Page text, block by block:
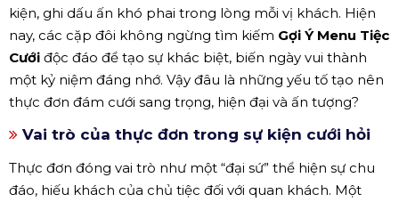
kiện, ghi dấu ấn khó phai trong lòng mỗi vị khách. Hiện
nay, các cặp đôi không ngừng tìm kiếm Gợi Ý Menu Tiệc
Cưới độc đáo để tạo sự khác biệt, biến ngày vui thành
một kỷ niệm đáng nhớ. Vậy đâu là những yếu tố tạo nên
thực đơn đám cưới sang trọng, hiện đại và ấn tượng?
Vai trò của thực đơn trong sự kiện cưới hỏi
Thực đơn đóng vai trò như một “đại sứ” thể hiện sự chu
đáo, hiếu khách của chủ tiệc đối với quan khách. Một